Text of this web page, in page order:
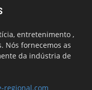
entretenimento ,
Nós fornecemos as
da indústria de
regional.com